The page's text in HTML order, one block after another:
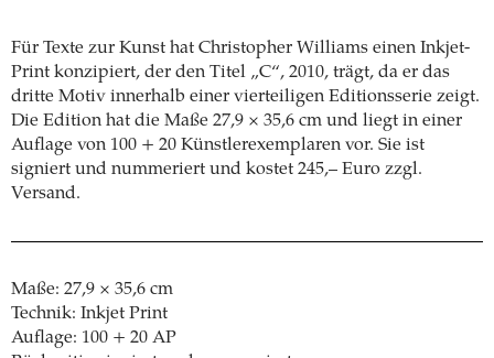
Für Texte zur Kunst hat Christopher Williams einen Inkjet-
Print konzipiert, der den Titel „C“, 2010, trägt, da er das
dritte Motiv innerhalb einer vierteiligen Editionsserie zeigt.
Die Edition hat die Maße 27,9 × 35,6 cm und liegt in einer
Auflage von 100 + 20 Künstlerexemplaren vor. Sie ist
signiert und nummeriert und kostet 245,– Euro zzgl.
Versand.
Maße: 27,9 × 35,6 cm
Technik: Inkjet Print
Auflage: 100 + 20 AP